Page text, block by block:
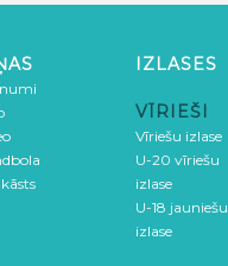
IZLASES
VĪRIEŠI
Vīriešu izlase
U-20 vīriešu
izlase
U-18 jauniešu
izlase